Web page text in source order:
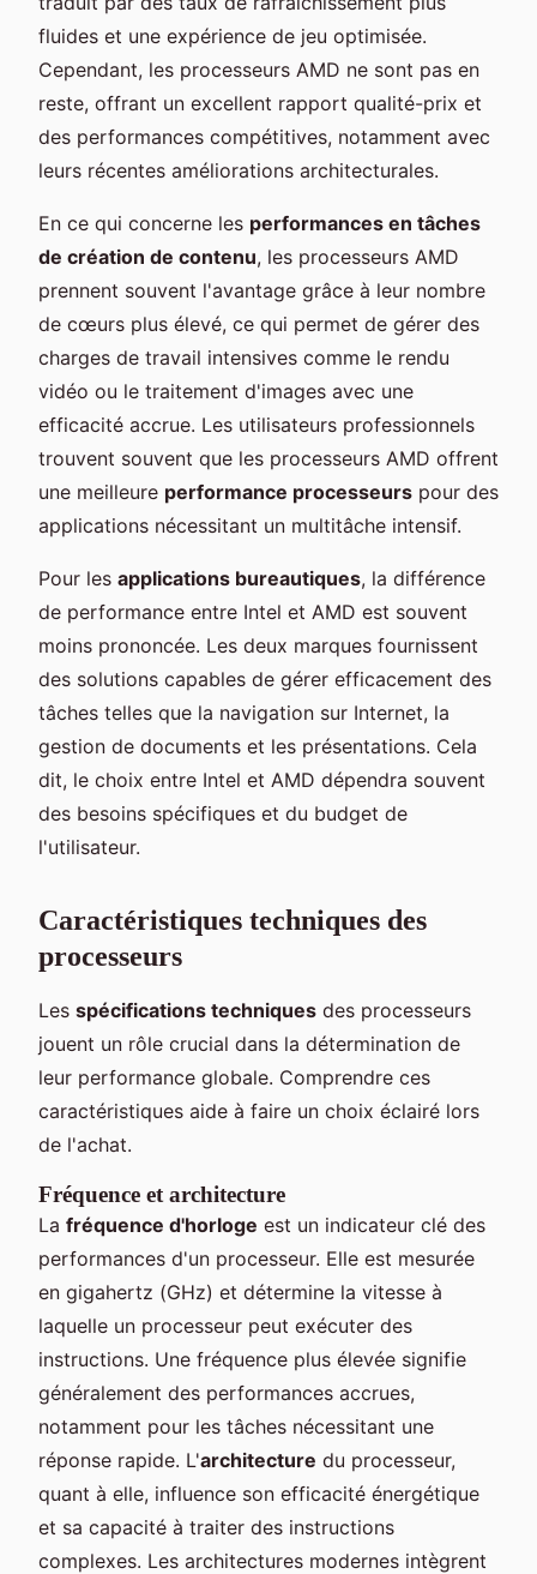
fluides et une expérience de jeu optimisée.
Cependant, les processeurs AMD ne sont pas en
reste, offrant un excellent rapport qualité-prix et
des performances compétitives, notamment avec
leurs récentes améliorations architecturales.
En ce qui concerne les performances en tâches
de création de contenu, les processeurs AMD
prennent souvent l'avantage grâce à leur nombre
de cœurs plus élevé, ce qui permet de gérer des
charges de travail intensives comme le rendu
vidéo ou le traitement d'images avec une
efficacité accrue. Les utilisateurs professionnels
trouvent souvent que les processeurs AMD offrent
une meilleure performance processeurs pour des
applications nécessitant un multitâche intensif.
Pour les applications bureautiques, la différence
de performance entre Intel et AMD est souvent
moins prononcée. Les deux marques fournissent
des solutions capables de gérer efficacement des
tâches telles que la navigation sur Internet, la
gestion de documents et les présentations. Cela
dit, le choix entre Intel et AMD dépendra souvent
des besoins spécifiques et du budget de
l'utilisateur.
Caractéristiques techniques des
processeurs
Les spécifications techniques des processeurs
jouent un rôle crucial dans la détermination de
leur performance globale. Comprendre ces
caractéristiques aide à faire un choix éclairé lors
de l'achat.
Fréquence et architecture
La fréquence d'horloge est un indicateur clé des
performances d'un processeur. Elle est mesurée
en gigahertz (GHz) et détermine la vitesse à
laquelle un processeur peut exécuter des
instructions. Une fréquence plus élevée signifie
généralement des performances accrues,
notamment pour les tâches nécessitant une
réponse rapide. L'architecture du processeur,
quant à elle, influence son efficacité énergétique
et sa capacité à traiter des instructions
complexes. Les architectures modernes intègrent